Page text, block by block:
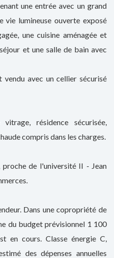
une entrée avec un grand
vie lumineuse ouverte exposé
une cuisine aménagée et
et une salle de bain avec
vendu avec un cellier sécurisé
résidence sécurisée,
compris dans les charges.
de l'université II - Jean
Dans une copropriété de
du budget prévisionnel 1 100
en cours. Classe énergie C,
des dépenses annuelles